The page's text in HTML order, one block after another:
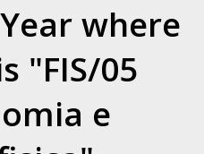
where
"FIS/05
e